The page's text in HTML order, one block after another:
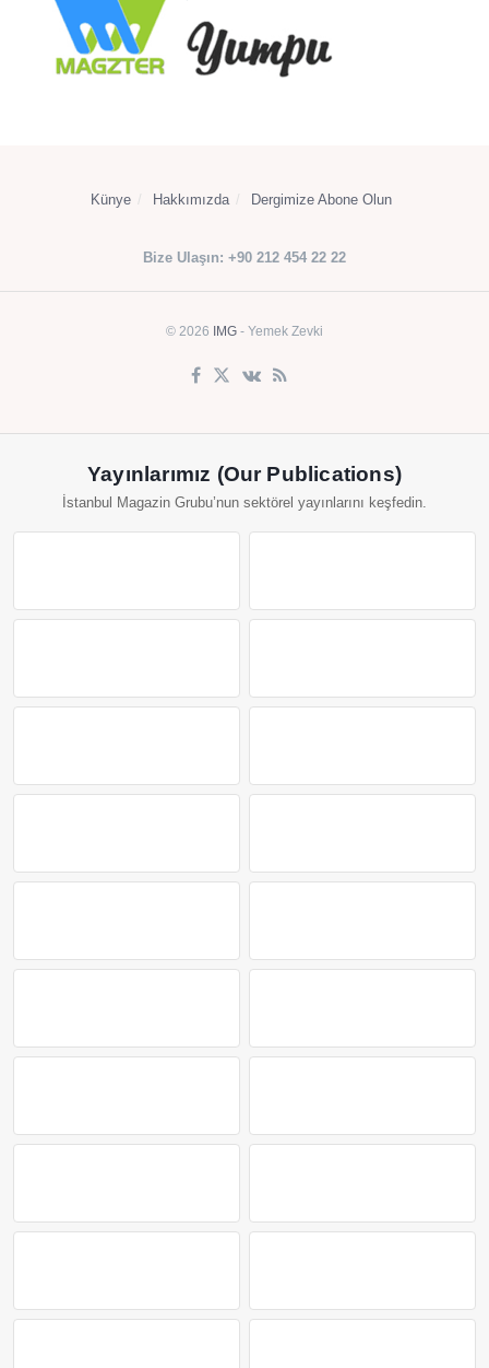
Künye Hakkımızda Dergimize Abone Olun
Bize Ulaşın: +90 212 454 22 22
© 2026 IMG - Yemek Zevki
Yayınlarımız (Our Publications)
İstanbul Magazin Grubu’nun sektörel yayınlarını keşfedin.